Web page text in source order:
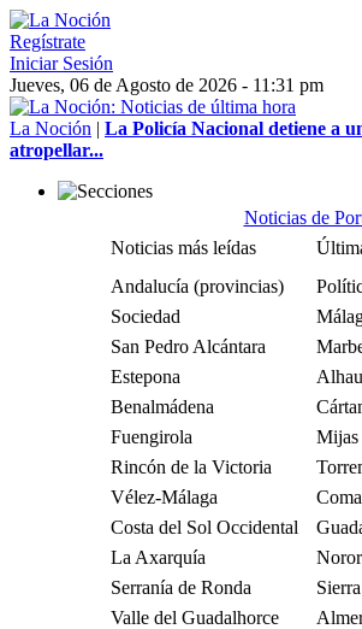
Regístrate
Iniciar Sesión
Jueves, 06 de Agosto de 2026 - 11:31 pm
La Noción | La Policía Nacional detiene a
atropellar...
Noticias de
Noticias más leídas
Andalucía (provincias)
Sociedad
San Pedro Alcántara
Estepona
Benalmádena
Fuengirola
Mijas
Rincón de la Victoria
Vélez-Málaga
Costa del Sol Occidental
La Axarquía
Serranía de Ronda
Valle del Guadalhorce